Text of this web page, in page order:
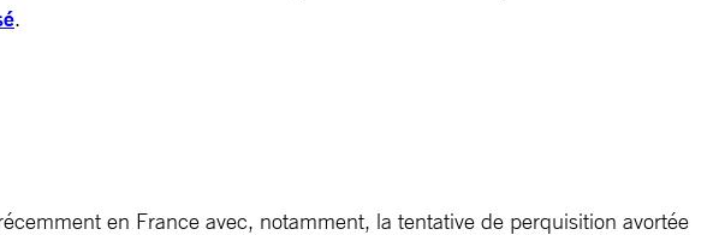
.
en France avec, notamment, la tentative de perquisition avortée